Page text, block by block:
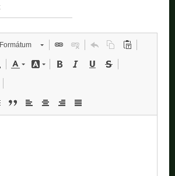
Formátum